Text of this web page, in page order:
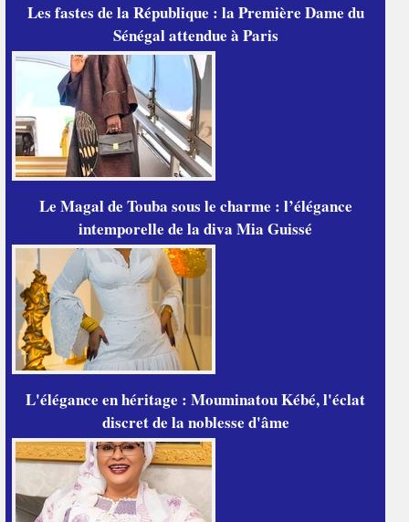
Les fastes de la République : la Première Dame du
Sénégal attendue à Paris
Le Magal de Touba sous le charme : l’élégance
intemporelle de la diva Mia Guissé
L'élégance en héritage : Mouminatou Kébé, l'éclat
discret de la noblesse d'âme